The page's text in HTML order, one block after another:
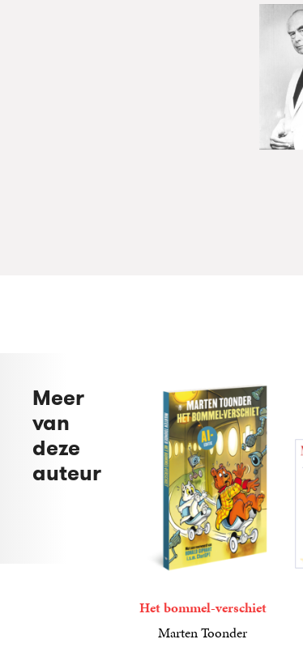
Meer
van
deze
auteur
Het bommel-verschiet
Marten Toonder